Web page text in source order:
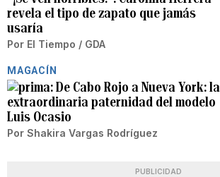
revela el tipo de zapato que jamás
usaría
Por El Tiempo / GDA
MAGACÍN
De Cabo Rojo a Nueva York: la
extraordinaria paternidad del modelo
Luis Ocasio
Por Shakira Vargas Rodríguez
PUBLICIDAD